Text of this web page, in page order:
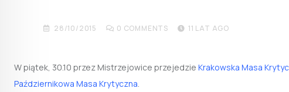
28/10/2015 0 COMMENTS 11 LAT AGO
W piątek, 30.10 przez Mistrzejowice przejedzie Krakowska Masa
Październikowa Masa Krytyczna.